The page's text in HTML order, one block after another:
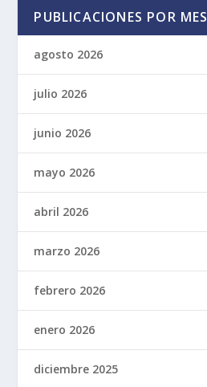
PUBLICACIONES POR MES
agosto 2026
julio 2026
junio 2026
mayo 2026
abril 2026
marzo 2026
febrero 2026
enero 2026
diciembre 2025